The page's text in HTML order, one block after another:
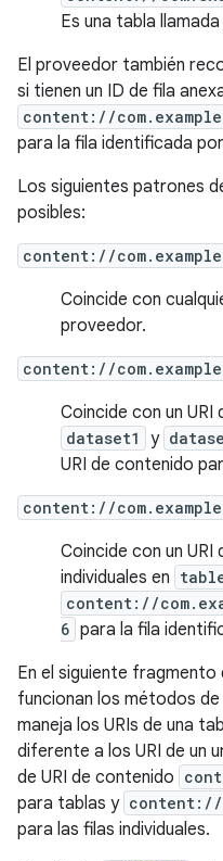
Es una tabla llamada
El proveedor también
si tienen un ID de fila
content://
para la fila identificada por
Los siguientes patrones
posibles:
content://
Coincide con
proveedor.
content://
Coincide con un
dataset1 y
URI de contenido
content://
Coincide con un
individuales en
content://
6 para la fila
En el siguiente
funcionan los métodos de
maneja los URIs de una
diferente a los URI de un
de URI de contenido
para tablas y content://
para las filas individuales.